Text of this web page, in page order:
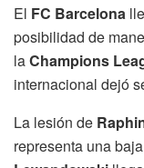
El FC Barcelona
posibilidad de
laChampions
internacional dejó
La lesión de
representa una